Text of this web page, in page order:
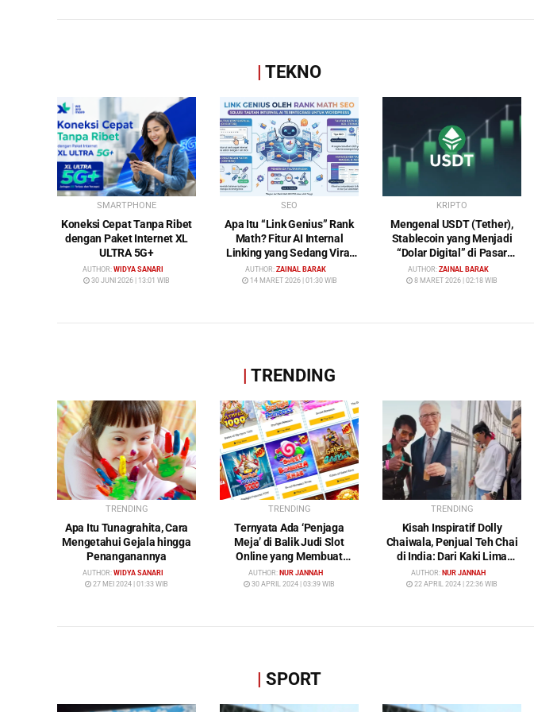
| TEKNO
SMARTPHONE
Koneksi Cepat Tanpa Ribet
dengan Paket Internet XL
ULTRA 5G+
AUTHOR: WIDYA SANARI
30 JUNI 2026 | 13:01 WIB
SEO
Apa Itu “Link Genius” Rank
Math? Fitur AI Internal
Linking yang Sedang Viral
di Dunia SEO
AUTHOR: ZAINAL BARAK
14 MARET 2026 | 01:30 WIB
KRIPTO
Mengenal USDT (Tether),
Stablecoin yang Menjadi
“Dolar Digital” di Pasar
Kripto
AUTHOR: ZAINAL BARAK
8 MARET 2026 | 02:18 WIB
| TRENDING
TRENDING
Apa Itu Tunagrahita, Cara
Mengetahui Gejala hingga
Penanganannya
AUTHOR: WIDYA SANARI
27 MEI 2024 | 01:33 WIB
TRENDING
Ternyata Ada ‘Penjaga
Meja’ di Balik Judi Slot
Online yang Membuat
Pemain Tak Pernah
Menang!
AUTHOR: NUR JANNAH
30 APRIL 2024 | 03:39 WIB
TRENDING
Kisah Inspiratif Dolly
Chaiwala, Penjual Teh Chai
di India: Dari Kaki Lima
Menuju Kehidupan Mewah
AUTHOR: NUR JANNAH
22 APRIL 2024 | 22:36 WIB
| SPORT